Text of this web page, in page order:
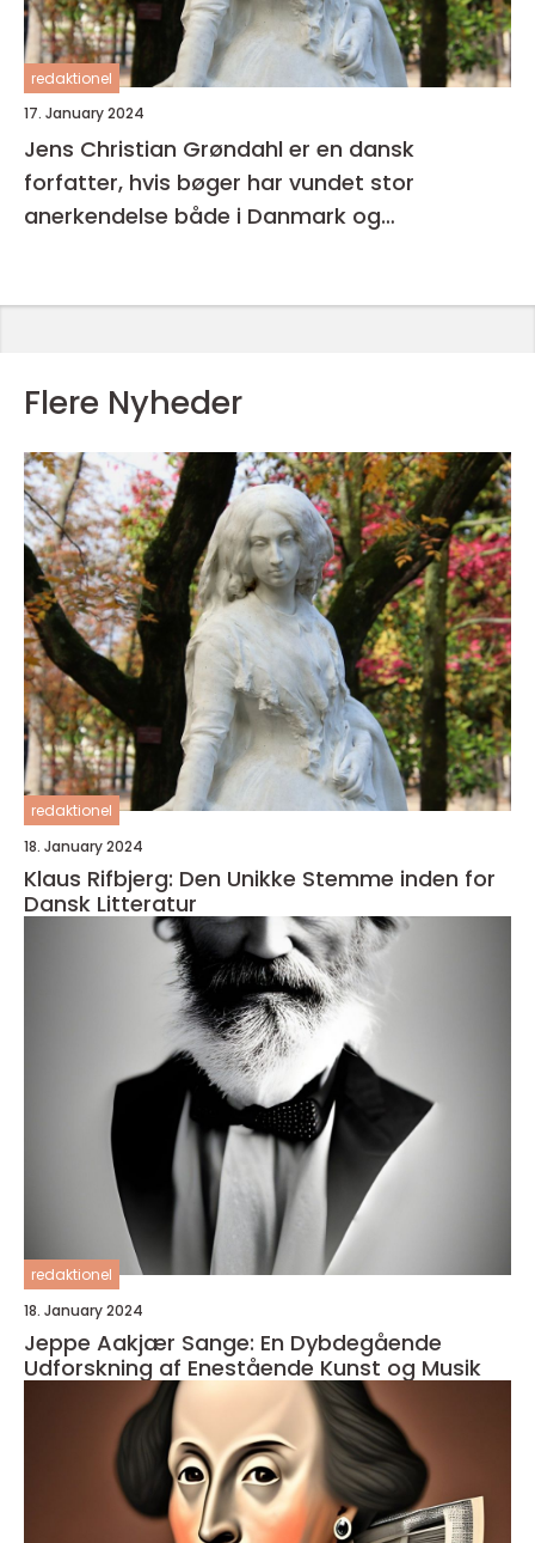
redaktionel
17. January 2024
Jens Christian Grøndahl er en dansk
forfatter, hvis bøger har vundet stor
anerkendelse både i Danmark og
Flere Nyheder
redaktionel
18. January 2024
Klaus Rifbjerg: Den Unikke Stemme inden for
Dansk Litteratur
redaktionel
18. January 2024
Jeppe Aakjær Sange: En Dybdegående
Udforskning af Enestående Kunst og Musik